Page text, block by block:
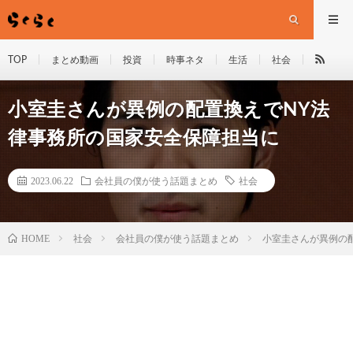
TOP まとめ動画 投資 時事ネタ 生活 社会
小室圭さんが異例の配置換えでNY法
律事務所の国家安全保障担当に
2023.06.22 会社員の僕が使う話題まとめ 社会
HOME 社会 会社員の僕が使う話題まとめ 小室圭さんが異例の